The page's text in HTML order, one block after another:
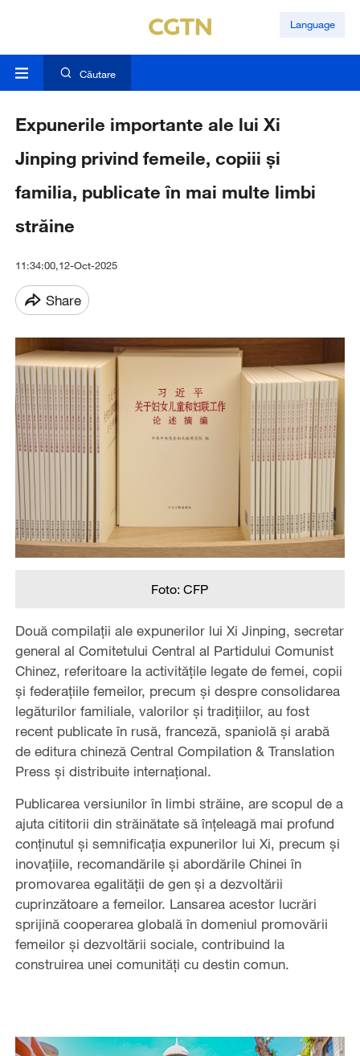
Language
Căutare
Expunerile importante ale lui Xi
Jinping privind femeile, copiii și
familia, publicate în mai multe limbi
străine
11:34:00,12-Oct-2025
Share
Foto: CFP
Două compilații ale expunerilor lui Xi Jinping, secretar
general al Comitetului Central al Partidului Comunist
Chinez, referitoare la activitățile legate de femei, copii
și federațiile femeilor, precum și despre consolidarea
legăturilor familiale, valorilor și tradițiilor, au fost
recent publicate în rusă, franceză, spaniolă și arabă
de editura chineză Central Compilation & Translation
Press și distribuite internațional.
Publicarea versiunilor în limbi străine, are scopul de a
ajuta cititorii din străinătate să înțeleagă mai profund
conținutul și semnificația expunerilor lui Xi, precum și
inovațiile, recomandările și abordările Chinei în
promovarea egalității de gen și a dezvoltării
cuprinzătoare a femeilor. Lansarea acestor lucrări
sprijină cooperarea globală în domeniul promovării
femeilor și dezvoltării sociale, contribuind la
construirea unei comunități cu destin comun.